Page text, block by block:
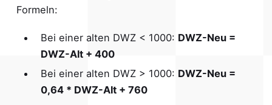
Formeln:
Bei einer alten DWZ < 1000: DWZ-Neu =
DWZ-Alt + 400
Bei einer alten DWZ > 1000: DWZ-Neu =
0,64 * DWZ-Alt + 760